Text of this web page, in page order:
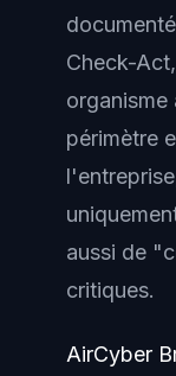
Check-
périmètre
aussi de
critiques.
AirCyber